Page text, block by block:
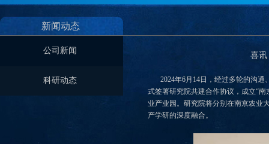
新闻动态​
公司新闻
科研动态
喜讯
2024年6月14日，经过多轮的沟通
式签署研究院共建合作协议，成立“
业产业园。研究院将分别在南京农业
产学研的深度融合。